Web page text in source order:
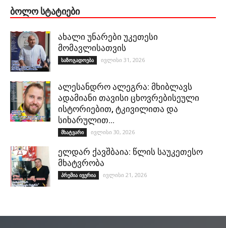
ᲑᲝᲚᲝ ᲡᲢᲐᲢᲘᲔᲑᲘ
ახალი უნარები უკეთესი
მომავლისათვის
საზოგადოება ივლისი 31, 2026
ალესანდრო ალეგრა: მხიბლავს
ადამიანი თავისი ცხოვრებისეული
ისტორიებით, ტკივილითა და
სიხარულით…
მხატვარი ივლისი 30, 2026
ელდარ ქავშბაია: წლის საუკეთესო
მხატვრობა
პრემია ივერია ივლისი 21, 2026